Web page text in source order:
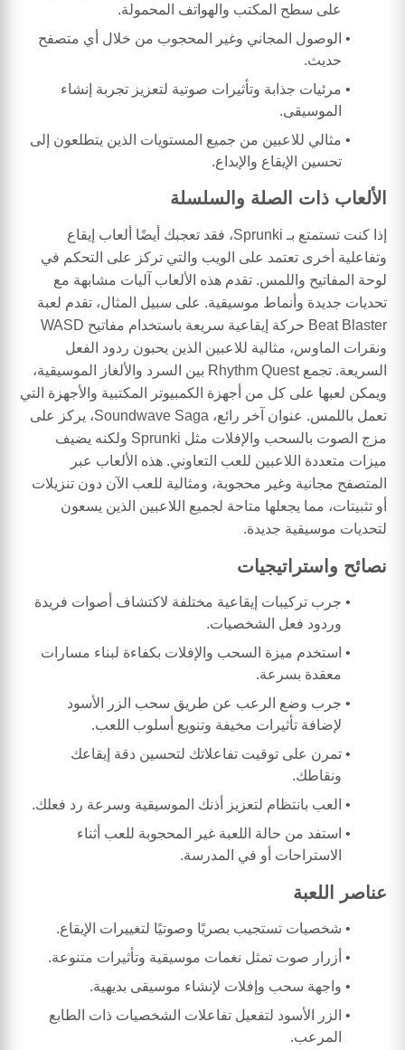
على سطح المكتب والهواتف المحمولة.
الوصول المجاني وغير المحجوب من خلال أي متصفح
حديث.
مرئيات جذابة وتأثيرات صوتية لتعزيز تجربة إنشاء
الموسيقى.
مثالي للاعبين من جميع المستويات الذين يتطلعون إلى
تحسين الإيقاع والإبداع.
الألعاب ذات الصلة والسلسلة
إذا كنت تستمتع بـ Sprunki، فقد تعجبك أيضًا ألعاب إيقاع
وتفاعلية أخرى تعتمد على الويب والتي تركز على التحكم في
لوحة المفاتيح واللمس. تقدم هذه الألعاب آليات مشابهة مع
تحديات جديدة وأنماط موسيقية. على سبيل المثال، تقدم لعبة
Beat Blaster حركة إيقاعية سريعة باستخدام مفاتيح WASD
ونقرات الماوس، مثالية للاعبين الذين يحبون ردود الفعل
السريعة. تجمع Rhythm Quest بين السرد والألغاز الموسيقية،
ويمكن لعبها على كل من أجهزة الكمبيوتر المكتبية والأجهزة التي
تعمل باللمس. عنوان آخر رائع، Soundwave Saga، يركز على
مزج الصوت بالسحب والإفلات مثل Sprunki ولكنه يضيف
ميزات متعددة اللاعبين للعب التعاوني. هذه الألعاب عبر
المتصفح مجانية وغير محجوبة، ومثالية للعب الآن دون تنزيلات
أو تثبيتات، مما يجعلها متاحة لجميع اللاعبين الذين يسعون
لتحديات موسيقية جديدة.
نصائح واستراتيجيات
جرب تركيبات إيقاعية مختلفة لاكتشاف أصوات فريدة
وردود فعل الشخصيات.
استخدم ميزة السحب والإفلات بكفاءة لبناء مسارات
معقدة بسرعة.
جرب وضع الرعب عن طريق سحب الزر الأسود
لإضافة تأثيرات مخيفة وتنويع أسلوب اللعب.
تمرن على توقيت تفاعلاتك لتحسين دقة إيقاعك
ونقاطك.
العب بانتظام لتعزيز أذنك الموسيقية وسرعة رد فعلك.
استفد من حالة اللعبة غير المحجوبة للعب أثناء
الاستراحات أو في المدرسة.
عناصر اللعبة
شخصيات تستجيب بصريًا وصوتيًا لتغييرات الإيقاع.
أزرار صوت تمثل نغمات موسيقية وتأثيرات متنوعة.
واجهة سحب وإفلات لإنشاء موسيقى بديهية.
الزر الأسود لتفعيل تفاعلات الشخصيات ذات الطابع
المرعب.